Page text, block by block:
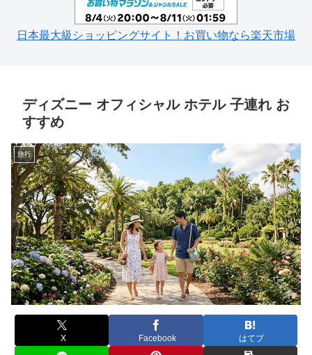
日本最大級ショッピングサイト！お買い物なら楽天市場
ディズニー オフィシャル ホテル 子連れ お
すすめ
旅行
X Facebook はてブ